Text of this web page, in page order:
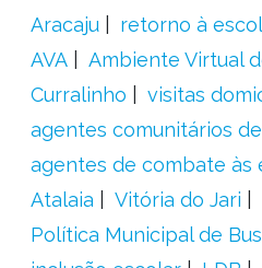
Aracaju
retorno à
AVA
Ambiente Virtual
Curralinho
visitas
agentes comunitários
agentes de combate às
Atalaia
Vitória do Jari
Política Municipal de